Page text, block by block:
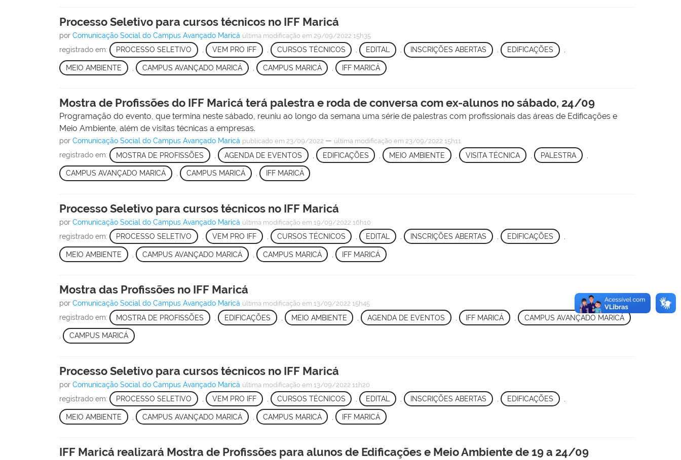
Processo Seletivo para cursos técnicos no IFF Maricá
porComunicação Social do Campus Avançado Maricá última modificação em 29/09/2022 15h35
registrado em: PROCESSO SELETIVO , VEM PRO IFF , CURSOS TÉCNICOS , EDITAL , INSCRIÇÕES ABERTAS , EDIFICAÇÕES ,
MEIO AMBIENTE CAMPUS AVANÇADO MARICÁ CAMPUS MARICÁ , IFF MARICÁ
Mostra de Profissões do IFF Maricá terá palestra e roda de conversa com ex-alunos no sábado, 24/09
Programação do evento, que termina neste sábado, reuniu ao longo da semana uma série de palestras com profissionais das áreas de Edificações e
Meio Ambiente, além de visitas técnicas a empresas.
porComunicação Social do Campus Avançado Maricá publicado em 23/09/2022 — última modificação em 23/09/2022 15h11
registrado em: MOSTRA DE PROFISSÕES AGENDA DE EVENTOS EDIFICAÇÕES , MEIO AMBIENTE , VISITA TÉCNICA PALESTRA
CAMPUS AVANÇADO MARICÁ , CAMPUS MARICÁ , IFF MARICÁ
Processo Seletivo para cursos técnicos no IFF Maricá
porComunicação Social do Campus Avançado Maricá última modificação em 19/09/2022 16h10
registrado em: PROCESSO SELETIVO VEM PRO IFF CURSOS TÉCNICOS , EDITAL , INSCRIÇÕES ABERTAS EDIFICAÇÕES
MEIO AMBIENTE CAMPUS AVANÇADO MARICÁ CAMPUS MARICÁ , IFF MARICÁ
Mostra das Profissões no IFF Maricá
porComunicação Social do Campus Avançado Maricá última modificação em 13/09/2022 15h45
registrado em: MOSTRA DE PROFISSÕES EDIFICAÇÕES MEIO AMBIENTE , AGENDA DE EVENTOS , IFF MARICÁ CAMPUS AVANÇADO MARICÁ
, CAMPUS MARICÁ
Processo Seletivo para cursos técnicos no IFF Maricá
porComunicação Social do Campus Avançado Maricá última modificação em 13/09/2022 11h20
registrado em: PROCESSO SELETIVO VEM PRO IFF CURSOS TÉCNICOS , EDITAL , INSCRIÇÕES ABERTAS EDIFICAÇÕES
MEIO AMBIENTE CAMPUS AVANÇADO MARICÁ CAMPUS MARICÁ , IFF MARICÁ
IFF Maricá realizará Mostra de Profissões para alunos de Edificações e Meio Ambiente de 19 a 24/09